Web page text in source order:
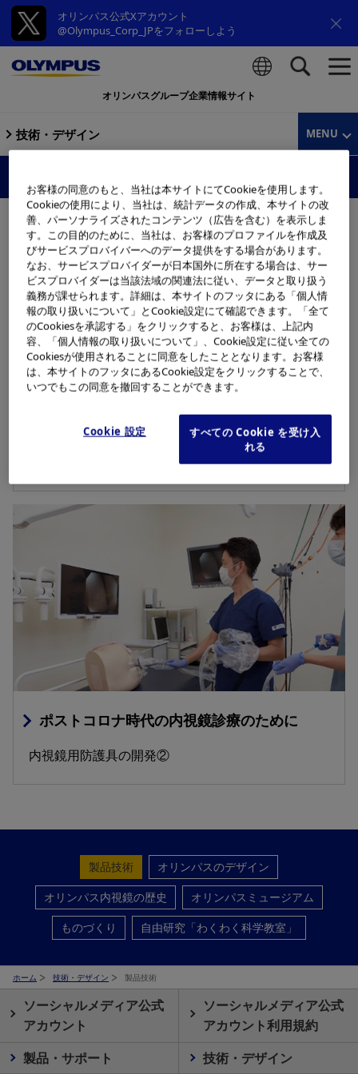
オリンパス公式Xアカウント
@Olympus_Corp_JPをフォローしよう
オリンパスグループ企業情報サイト
技術・デザイン MENU
製品技術
より安心な内視鏡検査のために
ポストコロナ時代の内視鏡診療のために
内視鏡用防護具の開発②
製品技術
オリンパスのデザイン
オリンパス内視鏡の歴史
オリンパスミュージアム
ものづくり
自由研究「わくわく科学教室」
ホーム 技術・デザイン 製品技術
ソーシャルメディア公式
アカウント
ソーシャルメディア公式
アカウント利用規約
製品・サポート
技術・デザイン
お客様の同意のもと、当社は本サイトにてCookieを使用します。
Cookieの使用により、当社は、統計データの作成、本サイトの改
善、パーソナライズされたコンテンツ（広告を含む）を表示しま
す。この目的のために、当社は、お客様のプロファイルを作成及
びサービスプロバイバーへのデータ提供をする場合があります。
なお、サービスプロバイダーが日本国外に所在する場合は、サー
ビスプロバイダーは当該法域の関連法に従い、データと取り扱う
義務が課せられます。詳細は、本サイトのフッタにある「個人情
報の取り扱いについて」とCookie設定にて確認できます。「全て
のCookiesを承認する」をクリックすると、お客様は、上記内
容、「個人情報の取り扱いについて」、Cookie設定に従い全ての
Cookiesが使用されることに同意をしたこととなります。お客様
は、本サイトのフッタにあるCookie設定をクリックすることで、
いつでもこの同意を撤回することができます。
Cookie 設定
すべての Cookie を受け入
れる